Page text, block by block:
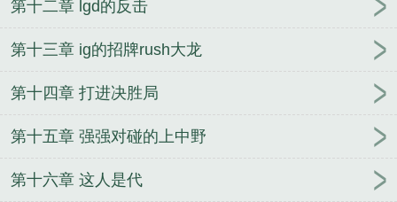
第十二章 lgd的反击
第十三章 ig的招牌rush大龙
第十四章 打进决胜局
第十五章 强强对碰的上中野
第十六章 这人是代